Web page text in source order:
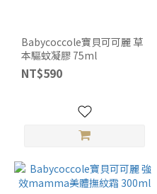
Babycoccole寶貝可可麗 草
本驅蚊凝膠 75ml
NT$590